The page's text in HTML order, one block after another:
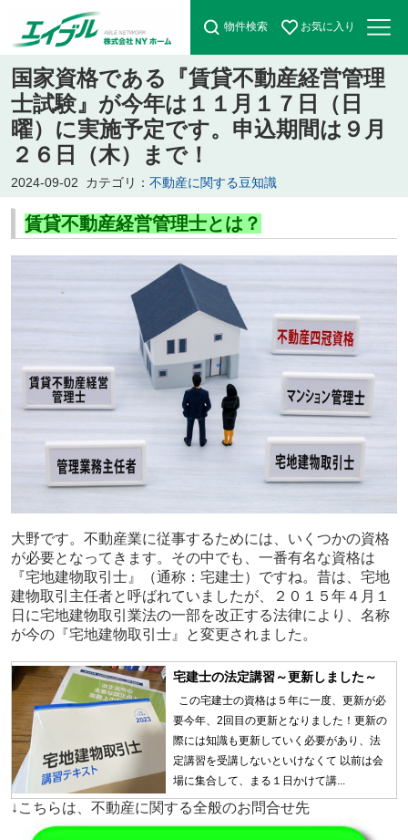
物件検索 お気に入り
国家資格である『賃貸不動産経営管理
士試験』が今年は１１月１７日（日
曜）に実施予定です。申込期間は９月
２６日（木）まで！
2024-09-02 カテゴリ： 不動産に関する豆知識
賃貸不動産経営管理士とは？
大野です。不動産業に従事するためには、いくつかの資格
が必要となってきます。その中でも、一番有名な資格は
『宅地建物取引士』（通称：宅建士）ですね。昔は、宅地
建物取引主任者と呼ばれていましたが、２０１５年４月１
日に宅地建物取引業法の一部を改正する法律により、名称
が今の『宅地建物取引士』と変更されました。
宅建士の法定講習～更新しました～
この宅建士の資格は５年に一度、更新が必
要今年、2回目の更新となりました！更新の
際には知識も更新していく必要があり、法
定講習を受講しないといけなくて 以前は会
場に集合して、まる１日かけて講...
↓こちらは、不動産に関する全般のお問合せ先